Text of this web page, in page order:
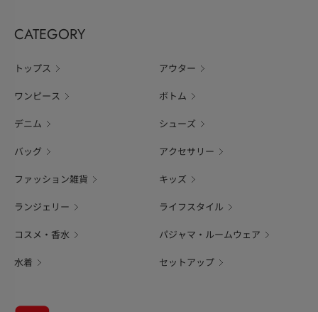
CATEGORY
トップス アウター
ワンピース ボトム
デニム シューズ
バッグ アクセサリー
ファッション雑貨 キッズ
ランジェリー ライフスタイル
コスメ・香水 パジャマ・ルームウェア
水着 セットアップ